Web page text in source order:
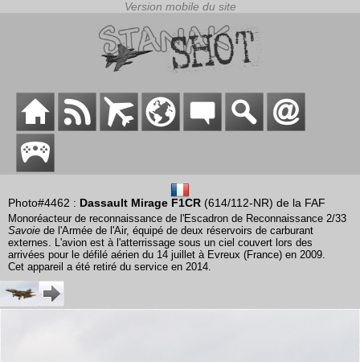
Photo#4462 : Dassault Mirage F1CR (614/112-NR) de la FAF
Monoréacteur de reconnaissance de l'Escadron de Reconnaissance 2/33
Savoie de l'Armée de l'Air, équipé de deux réservoirs de carburant
externes. L'avion est à l'atterrissage sous un ciel couvert lors des
arrivées pour le défilé aérien du 14 juillet à Evreux (France) en 2009.
Cet appareil a été retiré du service en 2014.